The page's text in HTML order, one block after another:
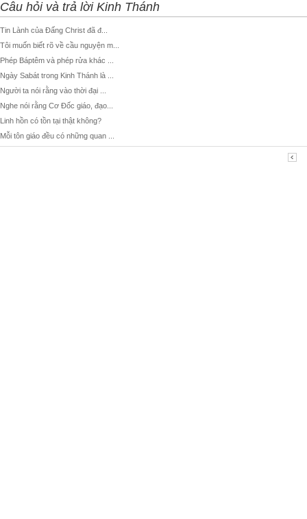
Câu hỏi và trả lời Kinh Thánh
Tin Lành của Đấng Christ đã đ...
Tôi muốn biết rõ về cầu nguyện m...
Phép Báptêm và phép rửa khác ...
Ngày Sabát trong Kinh Thánh là ...
Người ta nói rằng vào thời đại ...
Nghe nói rằng Cơ Đốc giáo, đạo...
Linh hồn có tồn tại thật không?
Mỗi tôn giáo đều có những quan ...